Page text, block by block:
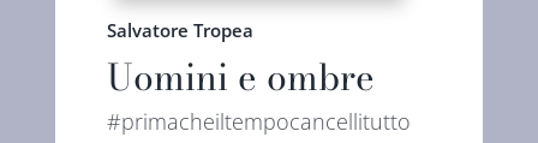
Salvatore Tropea
Uomini e ombre
#primacheiltempocancellitutto